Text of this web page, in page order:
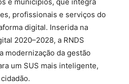
profissionais e serviços do
digital. Inserida na
2020–2028, a RNDS
modernização da gestão
um SUS mais inteligente,